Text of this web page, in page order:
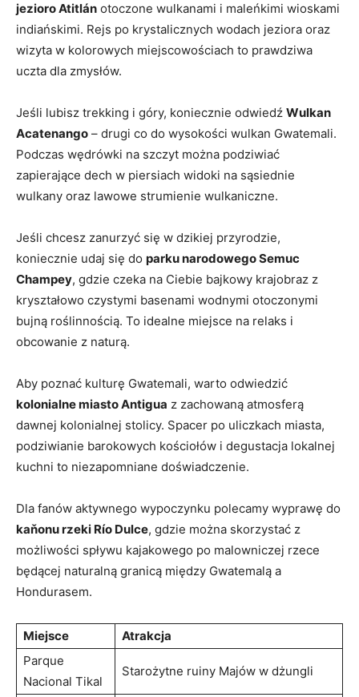
jezioro Atitlán otoczone⁢ wulkanami i maleńkimi wioskami ​
indiańskimi. Rejs ⁤po krystalicznych wodach jeziora oraz
wizyta w kolorowych miejscowościach ⁢to⁤ prawdziwa
uczta ⁣dla zmysłów.
Jeśli⁢ lubisz⁣ trekking i góry, koniecznie odwiedź Wulkan⁢
Acatenango – drugi co do wysokości wulkan Gwatemali.
Podczas ⁢wędrówki na szczyt można podziwiać
zapierające dech ​w piersiach widoki na⁣ sąsiednie
wulkany oraz ‍lawowe strumienie ‍wulkaniczne.
Jeśli chcesz zanurzyć się w dzikiej przyrodzie,
koniecznie udaj się ⁣do parku narodowego Semuc⁢
Champey,‌ gdzie czeka na Ciebie‍ bajkowy krajobraz z
kryształowo czystymi basenami ‌wodnymi otoczonymi
bujną roślinnością.​ To idealne miejsce ⁤na relaks i
obcowanie z naturą.
Aby poznać ‌kulturę ⁢Gwatemali, warto odwiedzić
kolonialne miasto Antigua z‌ zachowaną atmosferą
⁣dawnej kolonialnej stolicy. Spacer po uliczkach ⁤miasta,
podziwianie barokowych⁤ kościołów i degustacja lokalnej
kuchni to⁢ niezapomniane doświadczenie.
Dla fanów⁢ aktywnego​ wypoczynku‌ polecamy⁤ wyprawę do
kaňonu rzeki Río Dulce, gdzie można ‍skorzystać ⁢z
możliwości spływu kajakowego ⁤po malowniczej rzece
będącej ‌naturalną granicą między‍ Gwatemalą a
Hondurasem.
Miejsce
Atrakcja
Parque
⁤Nacional‌ Tikal
Starożytne ⁢ruiny Majów w dżungli